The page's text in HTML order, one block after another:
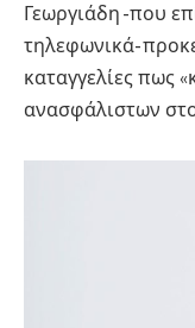
Γεωργιάδη -που
τηλεφωνικά-
καταγγελίες πως
ανασφάλιστων